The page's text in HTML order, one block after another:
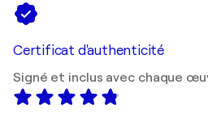
Certificat d'authenticité
Signé et inclus avec chaque